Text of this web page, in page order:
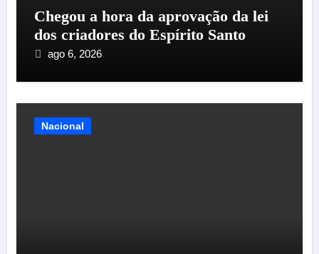
Chegou a hora da aprovação da lei
dos criadores do Espírito Santo
ago 6, 2026
Nacional